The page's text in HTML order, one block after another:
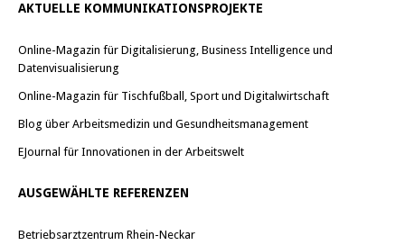
AKTUELLE KOMMUNIKATIONSPROJEKTE
Online-Magazin für Digitalisierung, Business Intelligence und
Datenvisualisierung
Online-Magazin für Tischfußball, Sport und Digitalwirtschaft
Blog über Arbeitsmedizin und Gesundheitsmanagement
EJournal für Innovationen in der Arbeitswelt
AUSGEWÄHLTE REFERENZEN
Betriebsarztzentrum Rhein-Neckar